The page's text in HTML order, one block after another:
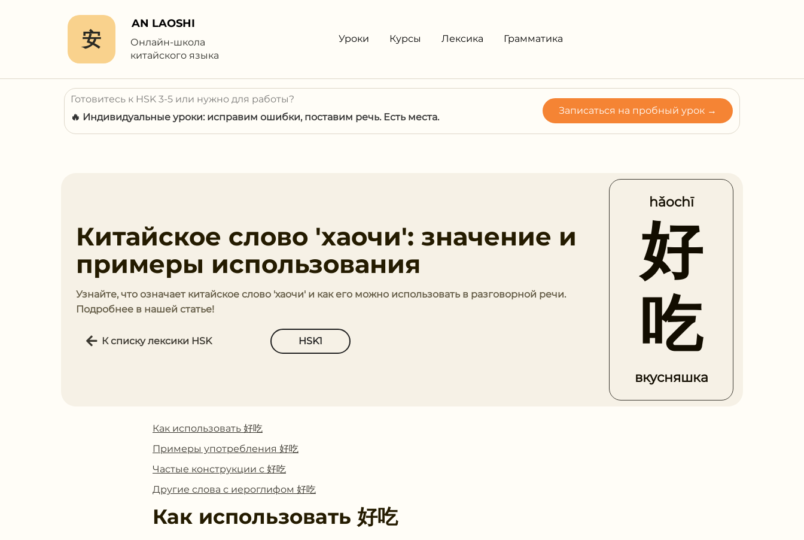
安
AN LAOSHI
Онлайн-школа
китайского языка
Уроки Курсы Лексика Грамматика
Готовитесь к HSK 3-5 или нужно для работы?
🔥 Индивидуальные уроки: исправим ошибки, поставим речь. Есть места.
Записаться на пробный урок →
Китайское слово 'хаочи': значение и
примеры использования
Узнайте, что означает китайское слово 'хаочи' и как его можно использовать в разговорной речи.
Подробнее в нашей статье!
К списку лексики HSK HSK1
hǎochī
好
吃
вкусняшка
Как использовать 好吃
Примеры употребления 好吃
Частые конструкции с 好吃
Другие слова с иероглифом 好吃
Как использовать 好吃